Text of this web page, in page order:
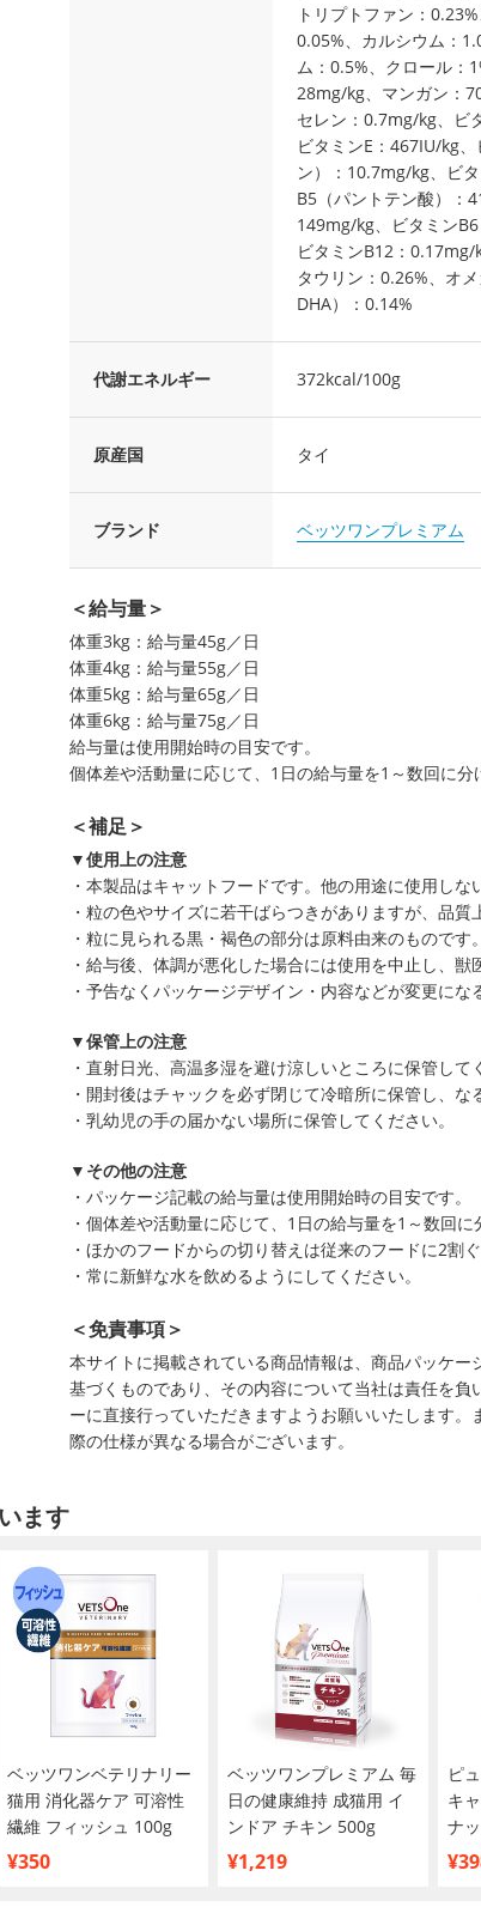
トリプトファン：
0.05%、カルシウム：
ム：0.5%、クロール：
28mg/kg、マンガン：
セレン：0.7mg/kg、ビ
ビタミンE：467IU/kg
ン）：10.7mg/kg、ビ
B5（パントテン酸）：
149mg/kg、ビタミン
ビタミンB12：0.17mg/
タウリン：0.26%、オ
DHA）：0.14%
代謝エネルギー 372kcal/100g
原産国 タイ
ブランド ベッツワンプレミアム
＜給与量＞
体重3kg：給与量45g／日
体重4kg：給与量55g／日
体重5kg：給与量65g／日
体重6kg：給与量75g／日
給与量は使用開始時の目安です。
個体差や活動量に応じて、1日の給与量を1～数回に分
＜補足＞
▼使用上の注意
・本製品はキャットフードです。他の用途に使用しな
・粒の色やサイズに若干ばらつきがありますが、品質
・粒に見られる黒・褐色の部分は原料由来のものです。
・給与後、体調が悪化した場合には使用を中止し、獣
・予告なくパッケージデザイン・内容などが変更にな
▼保管上の注意
・直射日光、高温多湿を避け涼しいところに保管して
・開封後はチャックを必ず閉じて冷暗所に保管し、な
・乳幼児の手の届かない場所に保管してください。
▼その他の注意
・パッケージ記載の給与量は使用開始時の目安です。
・個体差や活動量に応じて、1日の給与量を1～数回に
・ほかのフードからの切り替えは従来のフードに2割
・常に新鮮な水を飲めるようにしてください。
＜免責事項＞
本サイトに掲載されている商品情報は、商品パッケ
基づくものであり、その内容について当社は責任を
ーに直接行っていただきますようお願いいたします
際の仕様が異なる場合がございます。
ます
ベッツワンベテリナリー
猫用 消化器ケア 可溶性
繊維 フィッシュ 100g
¥350
ベッツワンプレミアム 毎
日の健康維持 成猫用 イ
ンドア チキン 500g
¥1,219
ピ
キ
ナ